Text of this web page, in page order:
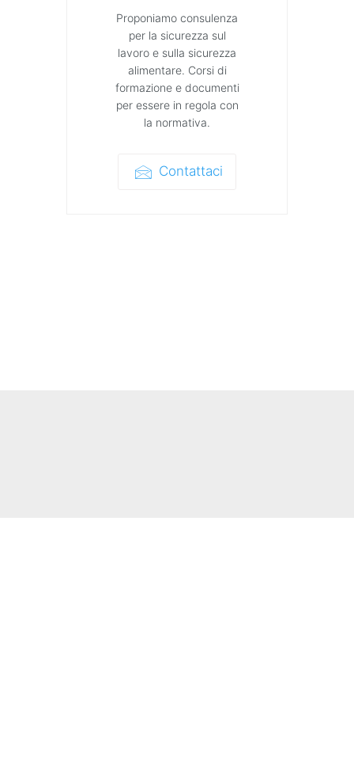
Proponiamo consulenza
per la sicurezza sul
lavoro e sulla sicurezza
alimentare. Corsi di
formazione e documenti
per essere in regola con
la normativa.
Contattaci